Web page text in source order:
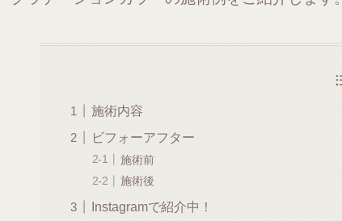
施術内容
ビフォーアフター
施術前
施術後
Instagramで紹介中！